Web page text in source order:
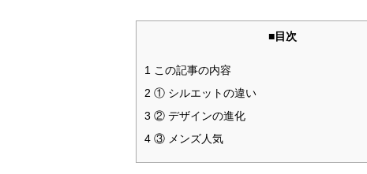
■目次
1 この記事の内容
2 ① シルエットの違い
3 ② デザインの進化
4 ③ メンズ人気